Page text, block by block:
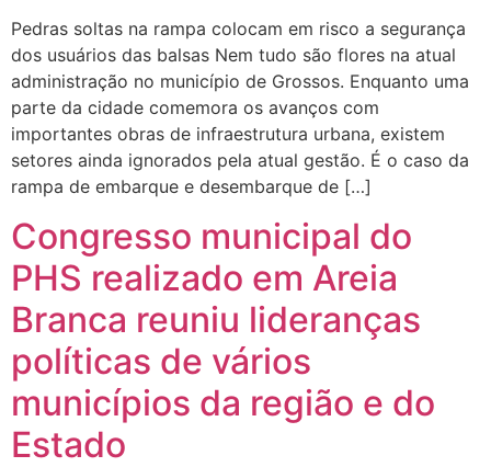
Pedras soltas na rampa colocam em risco a segurança
dos usuários das balsas Nem tudo são flores na atual
administração no município de Grossos. Enquanto uma
parte da cidade comemora os avanços com
importantes obras de infraestrutura urbana, existem
setores ainda ignorados pela atual gestão. É o caso da
rampa de embarque e desembarque de […]
Congresso municipal do
PHS realizado em Areia
Branca reuniu lideranças
políticas de vários
municípios da região e do
Estado